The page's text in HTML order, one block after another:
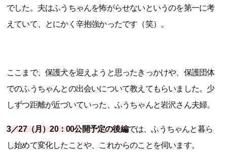
でした。夫はふうちゃんを怖がらせないというのを第一に考
えていて、とにかく辛抱強かったです（笑）。
ここまで、保護犬を迎えようと思ったきっかけや、保護団体
でのふうちゃんとの出会いについて教えてもらいました。少
しずつ距離が近づいていった、ふうちゃんと岩沢さん夫婦。
3／27（月）20：00公開予定の後編では、ふうちゃんと暮ら
し始めて変化したことや、これからのことを伺います。